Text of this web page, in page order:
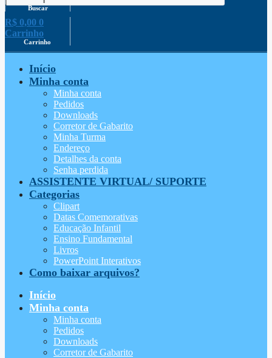
Buscar
R$ 0,00 0
Carrinho
Carrinho
Início
Minha conta
Minha conta
Pedidos
Downloads
Corretor de Gabarito
Minha Turma
Endereço
Detalhes da conta
Senha perdida
ASSISTENTE VIRTUAL/ SUPORTE
Categorias
Clipart
Datas Comemorativas
Educação Infantil
Ensino Fundamental
Livros
PowerPoint Interativos
Como baixar arquivos?
Início
Minha conta
Minha conta
Pedidos
Downloads
Corretor de Gabarito